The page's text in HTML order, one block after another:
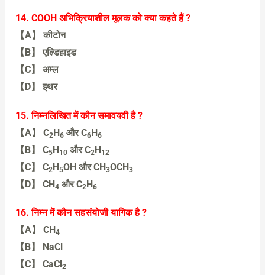
【A】 त्रि
14. COOH अभिक्रियाशील मूलक को क्या कहते हैं ?
【A】 कीटोन
【B】 एल्डिहाइड
【C】 अम्ल
【D】 इथर
【C】 अम्ल
15. निम्नलिखित में कौन समावयवी है ?
【A】 C2H6 और C6H6
【B】 C5H10 और C2H12
【C】 C2H5OH और CH3OCH3
【D】 CH4 और C2H6
【C】 C2H5OH और CH3OCH3
16. निम्न में कौन सहसंयोजी यागिक है ?
【A】 CH4
【B】 NaCl
【C】 CaCl2